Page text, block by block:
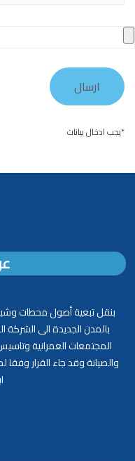
*يجب ادخال بيانات
بنقل تبعية أصول محطات
بالمدن الجديدة الى الشركة
المجتمعات العمرانية
والصيانة وقد جاء القرار